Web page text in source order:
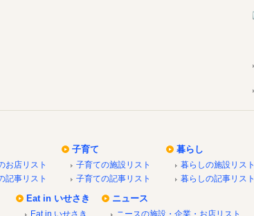
お店リスト
記事リスト
子育て
子育ての施設リスト
子育ての記事リスト
暮らし
暮らしの施設リスト
暮らしの記事リスト
Eat in いせさき
Eat in いせさき
ニュース
ニースの施設・企業・お店リスト